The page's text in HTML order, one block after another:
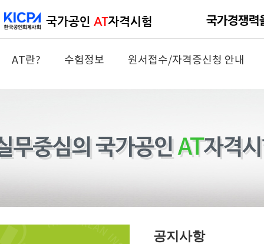
AT란? 수험정보 원서접수/자격증신청 안내
공지사항